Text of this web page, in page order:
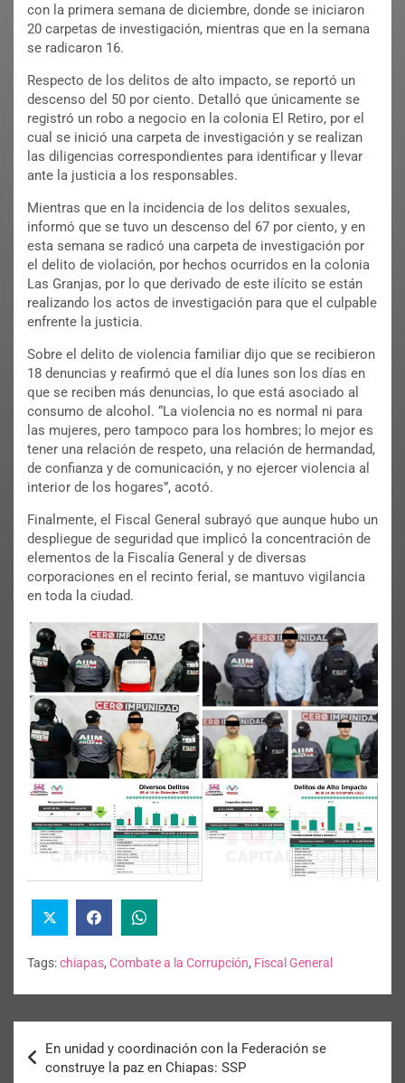
con la primera semana de diciembre, donde se iniciaron
20 carpetas de investigación, mientras que en la semana
se radicaron 16.
Respecto de los delitos de alto impacto, se reportó un
descenso del 50 por ciento. Detalló que únicamente se
registró un robo a negocio en la colonia El Retiro, por el
cual se inició una carpeta de investigación y se realizan
las diligencias correspondientes para identificar y llevar
ante la justicia a los responsables.
Mientras que en la incidencia de los delitos sexuales,
informó que se tuvo un descenso del 67 por ciento, y en
esta semana se radicó una carpeta de investigación por
el delito de violación, por hechos ocurridos en la colonia
Las Granjas, por lo que derivado de este ilícito se están
realizando los actos de investigación para que el culpable
enfrente la justicia.
Sobre el delito de violencia familiar dijo que se recibieron
18 denuncias y reafirmó que el día lunes son los días en
que se reciben más denuncias, lo que está asociado al
consumo de alcohol. “La violencia no es normal ni para
las mujeres, pero tampoco para los hombres; lo mejor es
tener una relación de respeto, una relación de hermandad,
de confianza y de comunicación, y no ejercer violencia al
interior de los hogares”, acotó.
Finalmente, el Fiscal General subrayó que aunque hubo un
despliegue de seguridad que implicó la concentración de
elementos de la Fiscalía General y de diversas
corporaciones en el recinto ferial, se mantuvo vigilancia
en toda la ciudad.
Tags:chiapas, Combate a la Corrupción, Fiscal General
En unidad y coordinación con la Federación se
construye la paz en Chiapas: SSP